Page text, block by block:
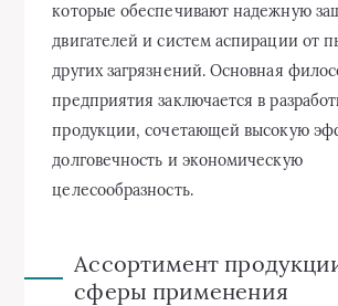
которые обеспечивают надежную
двигателей и систем аспирации от
других загрязнений. Основная
предприятия заключается в
продукции, сочетающей высокую
долговечность и экономическую
целесообразность.
Ассортимент
сферы применения